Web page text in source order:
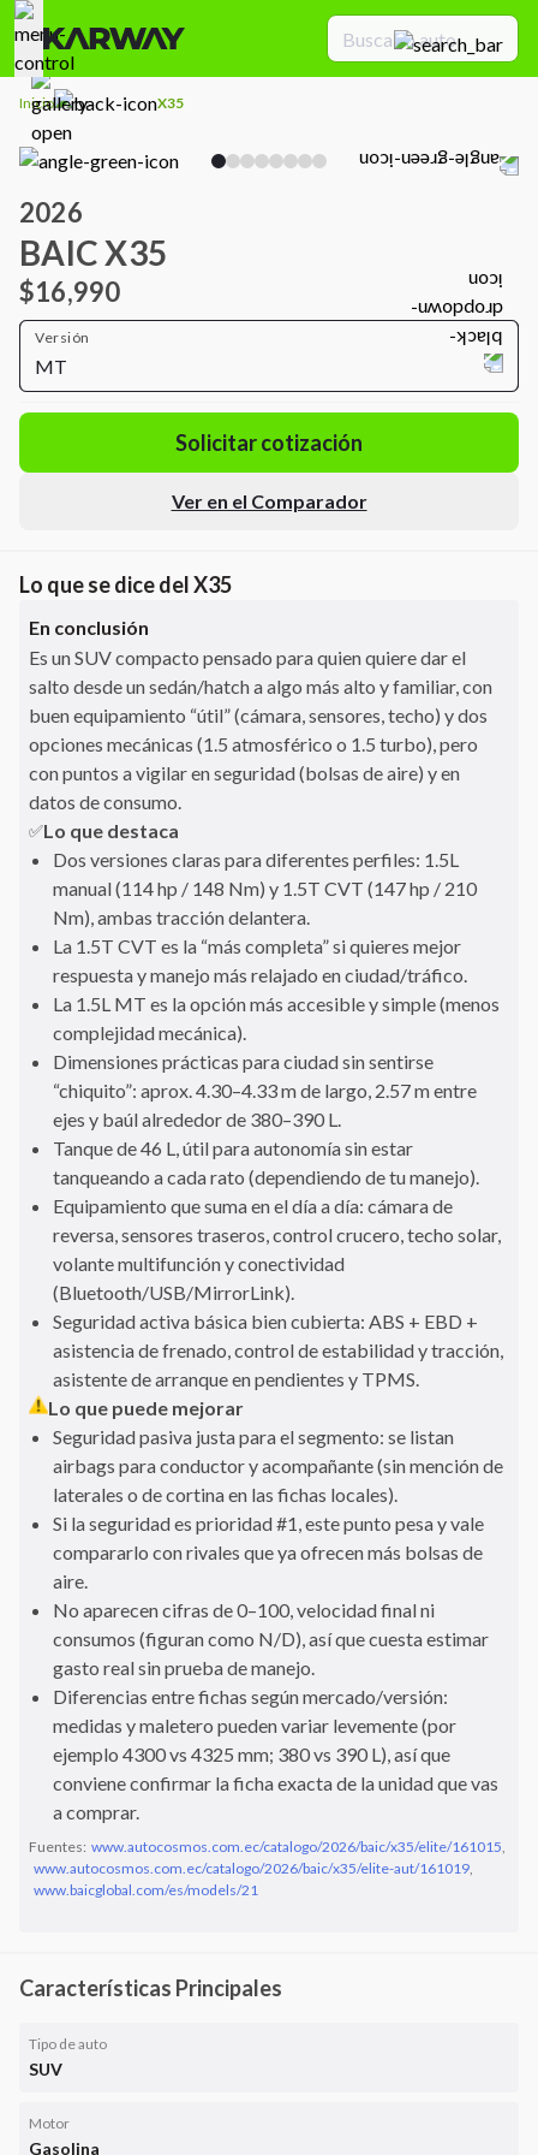
Inicio X35
2026
BAIC X35
$16,990
Versión
MT
Solicitar cotización
Ver en el Comparador
Lo que se dice delX35
En conclusión
Es un SUV compacto pensado para quien quiere dar el
salto desde un sedán/hatch a algo más alto y familiar, con
buen equipamiento “útil” (cámara, sensores, techo) y dos
opciones mecánicas (1.5 atmosférico o 1.5 turbo), pero
con puntos a vigilar en seguridad (bolsas de aire) y en
datos de consumo.
✅Lo que destaca
Dos versiones claras para diferentes perfiles: 1.5L
manual (114 hp / 148 Nm) y 1.5T CVT (147 hp / 210
Nm), ambas tracción delantera.
La 1.5T CVT es la “más completa” si quieres mejor
respuesta y manejo más relajado en ciudad/tráfico.
La 1.5L MT es la opción más accesible y simple (menos
complejidad mecánica).
Dimensiones prácticas para ciudad sin sentirse
“chiquito”: aprox. 4.30–4.33 m de largo, 2.57 m entre
ejes y baúl alrededor de 380–390 L.
Tanque de 46 L, útil para autonomía sin estar
tanqueando a cada rato (dependiendo de tu manejo).
Equipamiento que suma en el día a día: cámara de
reversa, sensores traseros, control crucero, techo solar,
volante multifunción y conectividad
(Bluetooth/USB/MirrorLink).
Seguridad activa básica bien cubierta: ABS + EBD +
asistencia de frenado, control de estabilidad y tracción,
asistente de arranque en pendientes y TPMS.
Lo que puede mejorar
Seguridad pasiva justa para el segmento: se listan
airbags para conductor y acompañante (sin mención de
laterales o de cortina en las fichas locales).
Si la seguridad es prioridad #1, este punto pesa y vale
compararlo con rivales que ya ofrecen más bolsas de
aire.
No aparecen cifras de 0–100, velocidad final ni
consumos (figuran como N/D), así que cuesta estimar
gasto real sin prueba de manejo.
Diferencias entre fichas según mercado/versión:
medidas y maletero pueden variar levemente (por
ejemplo 4300 vs 4325 mm; 380 vs 390 L), así que
conviene confirmar la ficha exacta de la unidad que vas
a comprar.
Fuentes: www.autocosmos.com.ec/catalogo/2026/baic/x35/elite/161015,
www.autocosmos.com.ec/catalogo/2026/baic/x35/elite-aut/161019,
www.baicglobal.com/es/models/21
Características Principales
Tipo de auto
SUV
Motor
Gasolina